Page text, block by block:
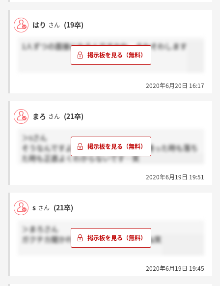
はり さん (19卒)
1人ずつの面接になるんですかね、そわそわします
2020年6月20日 16:17
まろ さん (21卒)
＞sさん
そうなんですよね…突飛な質問多くて通った時も落ち
た時も正直よくわからないです…笑
2020年6月19日 19:51
s さん (21卒)
＞まろさん
ガクチカ聞かれないとかザラですもんね笑
2020年6月19日 19:45